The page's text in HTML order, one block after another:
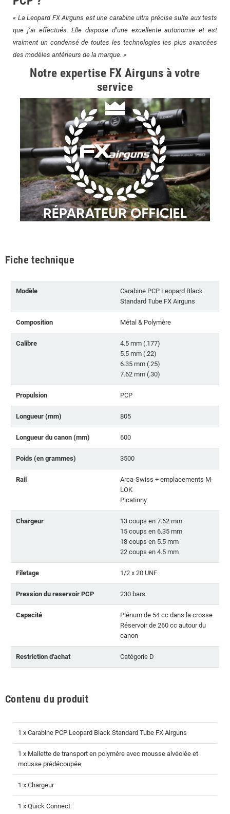
« La Leopard FX Airguns est une carabine ultra précise suite aux tests
que j’ai effectués. Elle dispose d’une excellente autonomie et est
vraiment un condensé de toutes les technologies les plus avancées
des modèles antérieurs de la marque. »
Notre expertise FX Airguns à votre
service
Fiche technique
Modèle
Carabine PCP Leopard Black
Standard Tube FX Airguns
Composition Métal & Polymère
Calibre
4.5 mm (.177)
5.5 mm (.22)
6.35 mm (.25)
7.62 mm (.30)
Propulsion PCP
Longueur (mm) 805
Longueur du canon (mm) 600
Poids (en grammes) 3500
Rail
Arca-Swiss + emplacements M-
LOK
Picatinny
Chargeur
13 coups en 7.62 mm
15 coups en 6.35 mm
18 coups en 5.5 mm
22 coups en 4.5 mm
Filetage 1/2 x 20 UNF
Pression du reservoir PCP 230 bars
Capacité
Plénum de 54 cc dans la crosse
Réservoir de 260 cc autour du
canon
Restriction d'achat Catégorie D
Contenu du produit
1 x Carabine PCP Leopard Black Standard Tube FX Airguns
1 x Mallette de transport en polymère avec mousse alvéolée et
mousse prédécoupée
1 x Chargeur
1 x Quick Connect